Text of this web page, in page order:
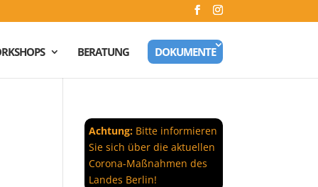
BERATUNG DOKUMENTE
Achtung: Bitte informieren
Sie sich über die aktuellen
Corona-Maßnahmen des
Landes Berlin!